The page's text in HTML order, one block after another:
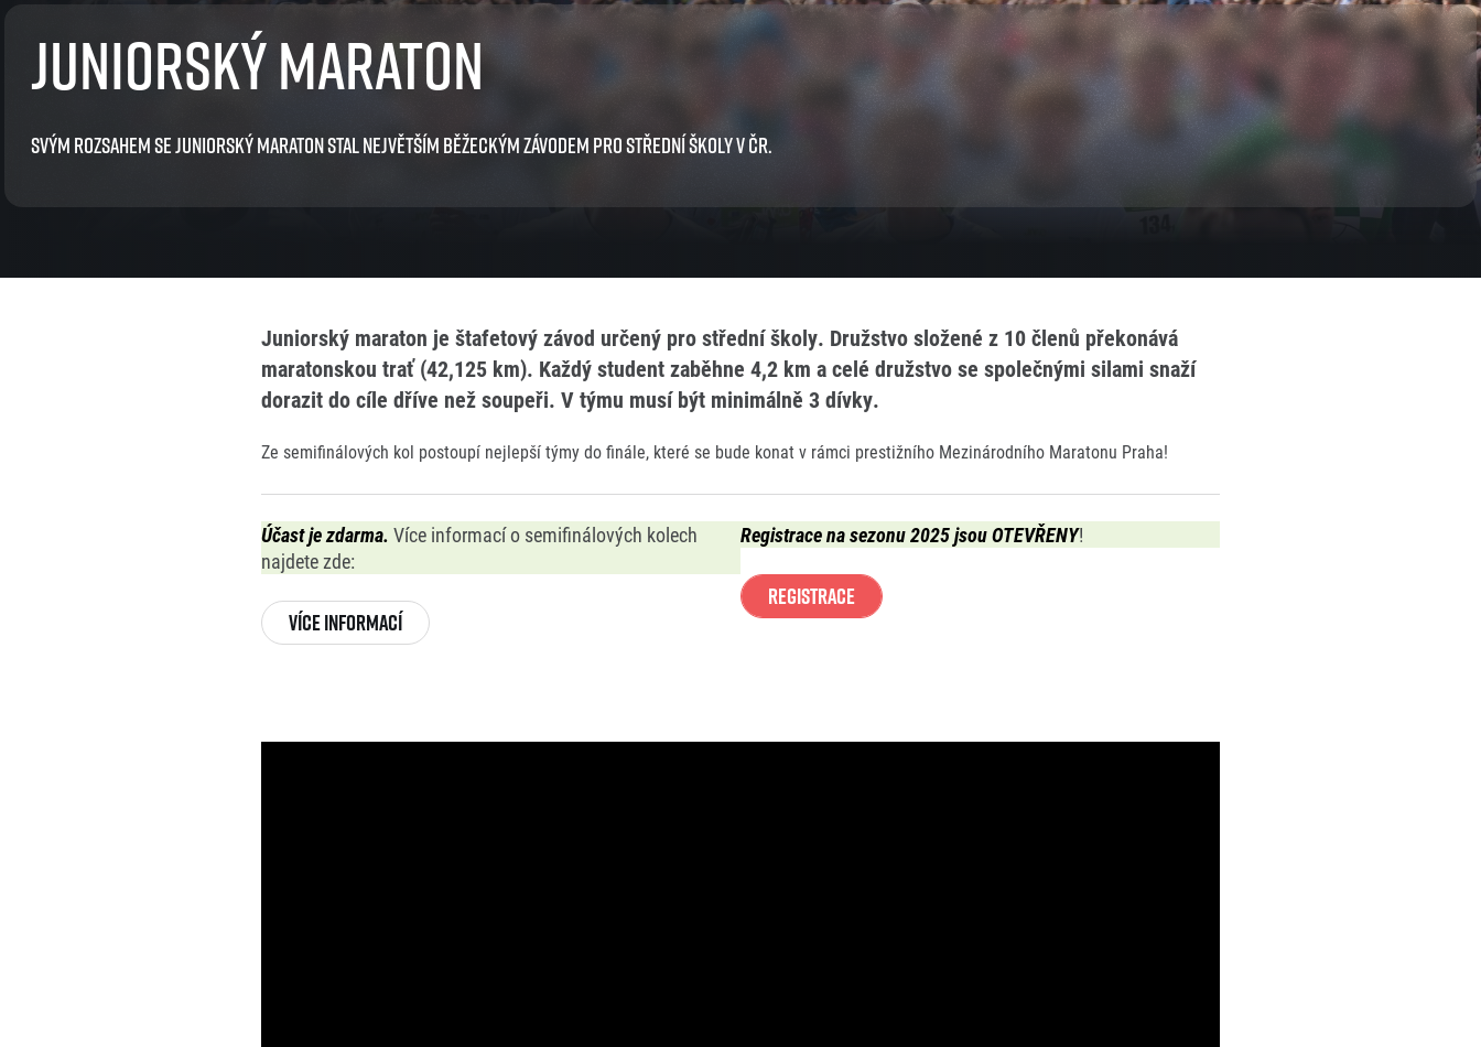
EuroHeroes Challenge 2024
EuroHeroes Challenge 2023
Napoli Running
RunCzech Halfs
Komunity
Český maratonský klub
Running Doctors
stažení
RunCzech
Juniorský maraton
Svým rozsahem se Juniorský maraton stal největším běžeckým závodem pro střední školy v ČR.
Juniorský maraton je štafetový závod určený pro střední školy. Družstvo složené z 10 členů překonává
maratonskou trať (42,125 km). Každý student zaběhne 4,2 km a celé družstvo se společnými silami snaží
dorazit do cíle dříve než soupeři. V týmu musí být minimálně 3 dívky.
Ze semifinálových kol postoupí nejlepší týmy do finále, které se bude konat v rámci prestižního Mezinárodního Maratonu Praha!
Účast je zdarma. Více informací o semifinálových kolech
najdete zde:
VÍCE INFORMACÍ
Registrace na sezonu 2025 jsou OTEVŘENY!
Registrace